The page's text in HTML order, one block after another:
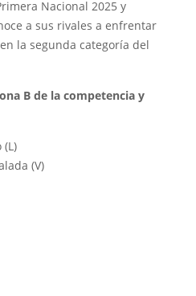
Nacional 2025 y
a sus rivales a enfrentar
la segunda categoría del
B de la competencia y
(L)
(V)